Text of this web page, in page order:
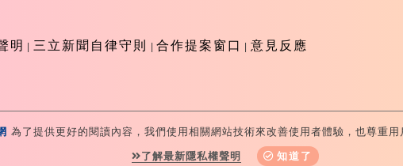
明 三立新聞自律守則 合作提案窗口 意見反應
Television All Rights Reserved 版權所有 盜用必究 台北市內湖
為了提供更好的閱讀內容，我們使用相關網站技術來改善使用者體驗，也尊重
了解最新隱私權聲明 知道了